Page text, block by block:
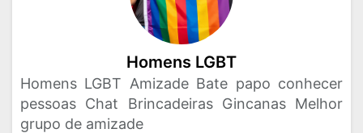
Homens LGBT
Homens LGBT Amizade Bate papo conhecer
pessoas Chat Brincadeiras Gincanas Melhor
grupo de amizade